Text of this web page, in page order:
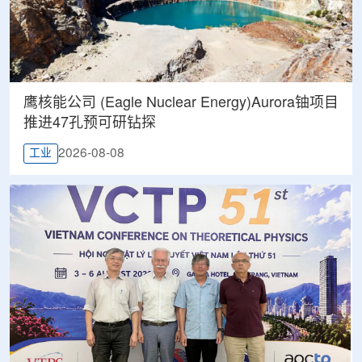
鹰核能公司 (Eagle Nuclear Energy)Aurora铀项目
推进47孔预可研钻探
工业 2026-08-08